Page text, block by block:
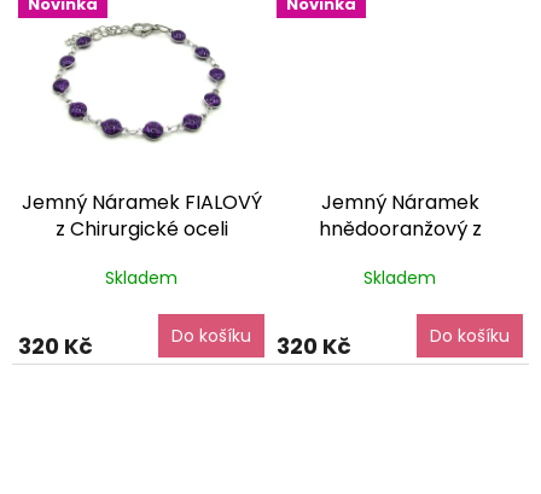
Jemný Náramek FIALOVÝ
z Chirurgické oceli
Skladem
320 Kč Do košíku
Jemný Náramek
hnědooranžový z
balení zdarma
Skladem
320 Kč Do košíku